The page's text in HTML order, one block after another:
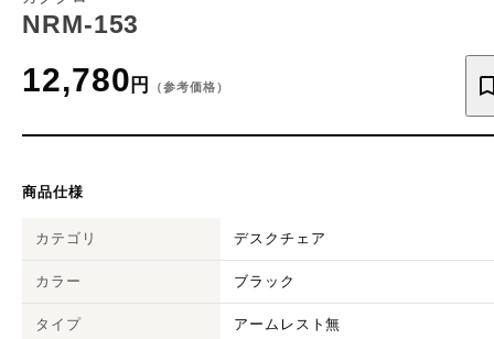
NRM-153
12,780 円 （参考価格）
商品仕様
カテゴリ デスクチェア
カラー ブラック
タイプ アームレスト無